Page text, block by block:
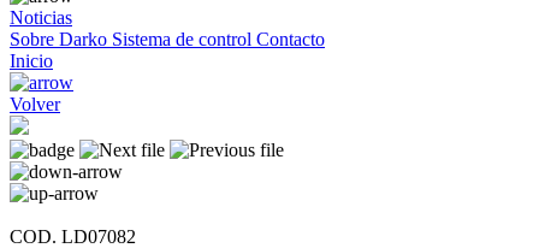
Noticias
Sobre Darko Sistema de control Contacto
Inicio
Volver
COD. LD07082